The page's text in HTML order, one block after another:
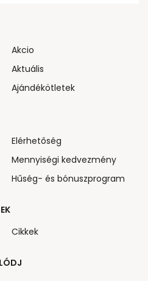
Akcio
Aktuális
Ajándékötletek
Elérhetőség
Mennyiségi kedvezmény
Hűség- és bónuszprogram
Cikkek